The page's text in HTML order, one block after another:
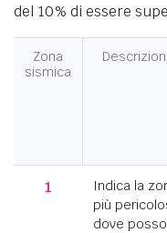
del 10% di essere
Zona
sismica
1
Indica la
più
dove